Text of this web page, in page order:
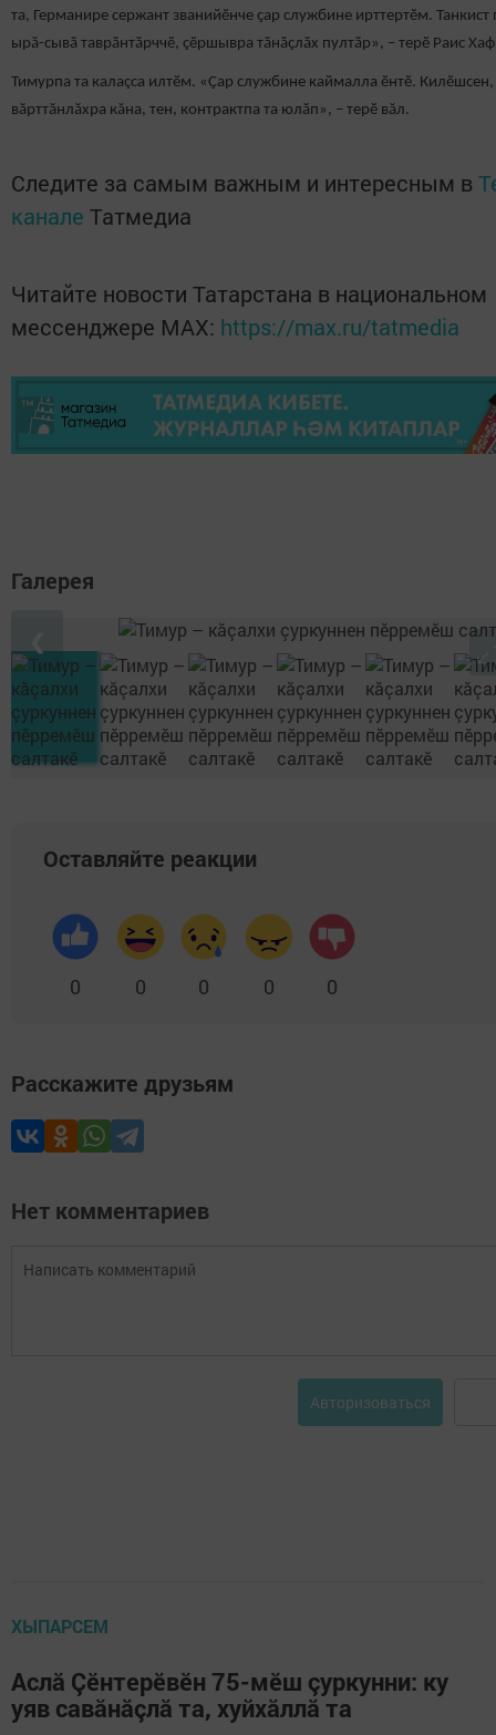
та, Германире сержант званийӗнче ҫар службине ирттертӗм.
ырă-сывӑ таврӑнтӑрччӗ, çӗршывра тӑнӑҫлӑх пултӑр», – терӗ Раис
Тимурпа та калаçса илтӗм. «Ҫар службине каймалла ӗнтӗ. Килӗшсен,
вӑрттӑнлӑхра кăна, тен, контрактпа та юлӑп», – терӗ вăл.
Следите за самым важным и интересным в
канале Татмедиа
Читайте новости Татарстана в национальном
мессенджере MАХ: https://max.ru/tatmedia
Галерея
Оставляйте реакции
0 0 0 0 0
Расскажите друзьям
Нет комментариев
Авторизоваться
ХЫПАРСЕМ
Аслă Çӗнтерӗвӗн 75-мӗш çуркунни: ку
уяв савăнăçлă та, хуйхăллă та